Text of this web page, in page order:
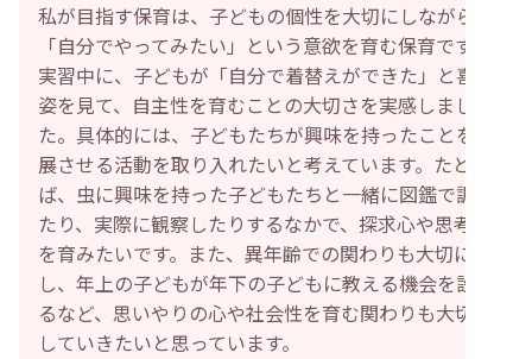
私が目指す保育は、子どもの個性を大切にしながら、
「自分でやってみたい」という意欲を育む保育です。
実習中に、子どもが「自分で着替えができた」と喜ぶ
姿を見て、自主性を育むことの大切さを実感しまし
た。具体的には、子どもたちが興味を持ったことを発
展させる活動を取り入れたいと考えています。たとえ
ば、虫に興味を持った子どもたちと一緒に図鑑で調べ
たり、実際に観察したりするなかで、探求心や思考力
を育みたいです。また、異年齢での関わりも大切に
し、年上の子どもが年下の子どもに教える機会を設け
るなど、思いやりの心や社会性を育む関わりも大切に
していきたいと思っています。